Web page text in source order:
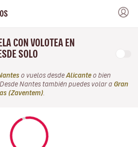
CON VOLOTEA EN
SOLO
o vuelos desde Alicante o bien
. Desde Nantes también puedes volar a Gran
(Zaventem)